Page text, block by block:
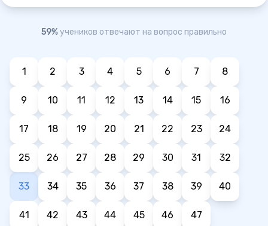
59%учеников отвечают на вопрос правильно
1 2 3 4 5 6 7 8
9 10 11 12 13 14 15 16
17 18 19 20 21 22 23 24
25 26 27 28 29 30 31 32
33 34 35 36 37 38 39 40
41 42 43 44 45 46 47